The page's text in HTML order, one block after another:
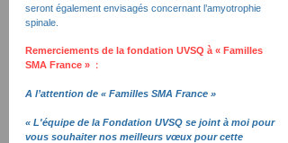
seront également envisagés concernant l’amyotrophie
spinale.
Remerciements de la fondation UVSQ à « Familles
SMA France » :
A l’attention de « Familles SMA France »
« L'équipe de la Fondation UVSQ se joint à moi pour
vous souhaiter nos meilleurs vœux pour cette